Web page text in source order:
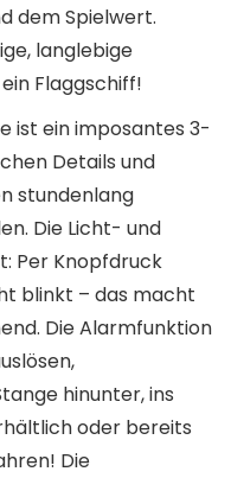
dem Spielwert.
langlebige
Flaggschiff!
ist ein imposantes 3-
Details und
stundenlang
Die Licht- und
Per Knopfdruck
blinkt – das macht
Die Alarmfunktion
hinunter, ins
oder bereits
Die